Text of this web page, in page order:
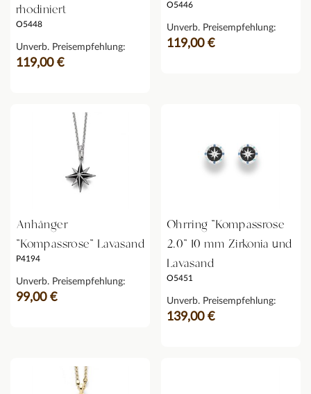
rhodiniert
O5448
Unverb. Preisempfehlung:
119,00 €
O5446
Unverb. Preisempfehlung:
119,00 €
Anhänger
"Kompassrose" Lavasand
P4194
Unverb. Preisempfehlung:
99,00 €
Ohrring "Kompassrose
2.0" 10 mm Zirkonia und
Lavasand
O5451
Unverb. Preisempfehlung:
139,00 €